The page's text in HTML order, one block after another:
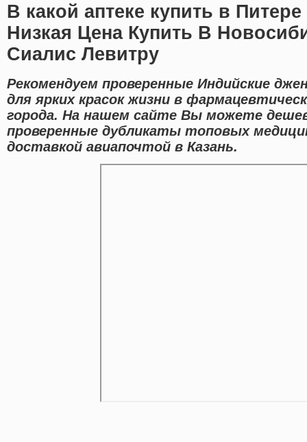
В какой аптеке купить в
Низкая Цена Купить В
Сиалис Левитру
Рекомендуем проверенные Индийские
для ярких красок жизни в
города. На нашем сайте Вы можете
проверенные дубликаты топовых
доставкой авиапочтой в Казань.